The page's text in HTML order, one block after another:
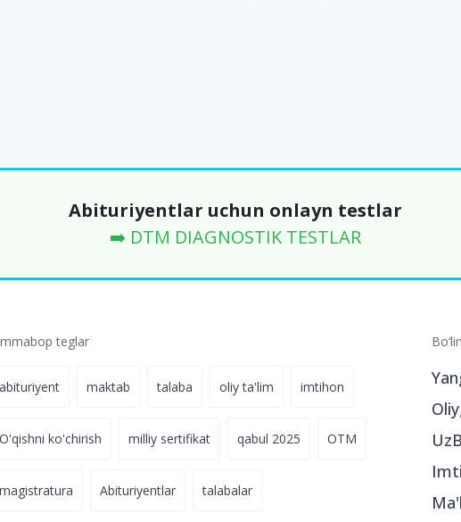
Abituriyentlar uchun onlayn testlar
➡️ DTM DIAGNOSTIK TESTLAR
teglar
abituriyent maktab talaba oliy ta'lim imtihon
O'qishni ko'chirish milliy sertifikat qabul 2025 OTM
magistratura Abituriyentlar talabalar